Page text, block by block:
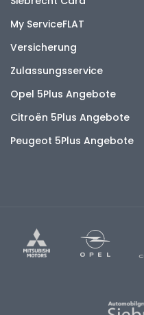
My ServiceFLAT
Versicherung
Zulassungsservice
Opel 5Plus Angebote
Citroën 5Plus Angebote
Peugeot 5Plus Angebote